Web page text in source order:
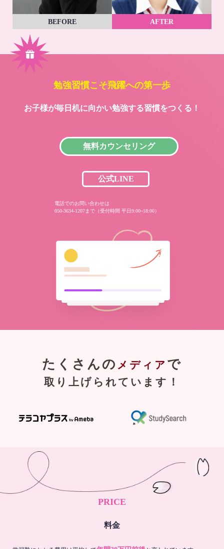
BEFORE AFTER
勉強習慣こそ飛躍への第一歩
お子様が毎日机に向かい勉強する習慣をつくる！
無料カウンセリング
公式LINE
電話でのお問い合わせは
050-3634-1207まで（受付時間 平日9:00~18:00）
たくさんの メディア で
取り上げられています！
PRICE
料金